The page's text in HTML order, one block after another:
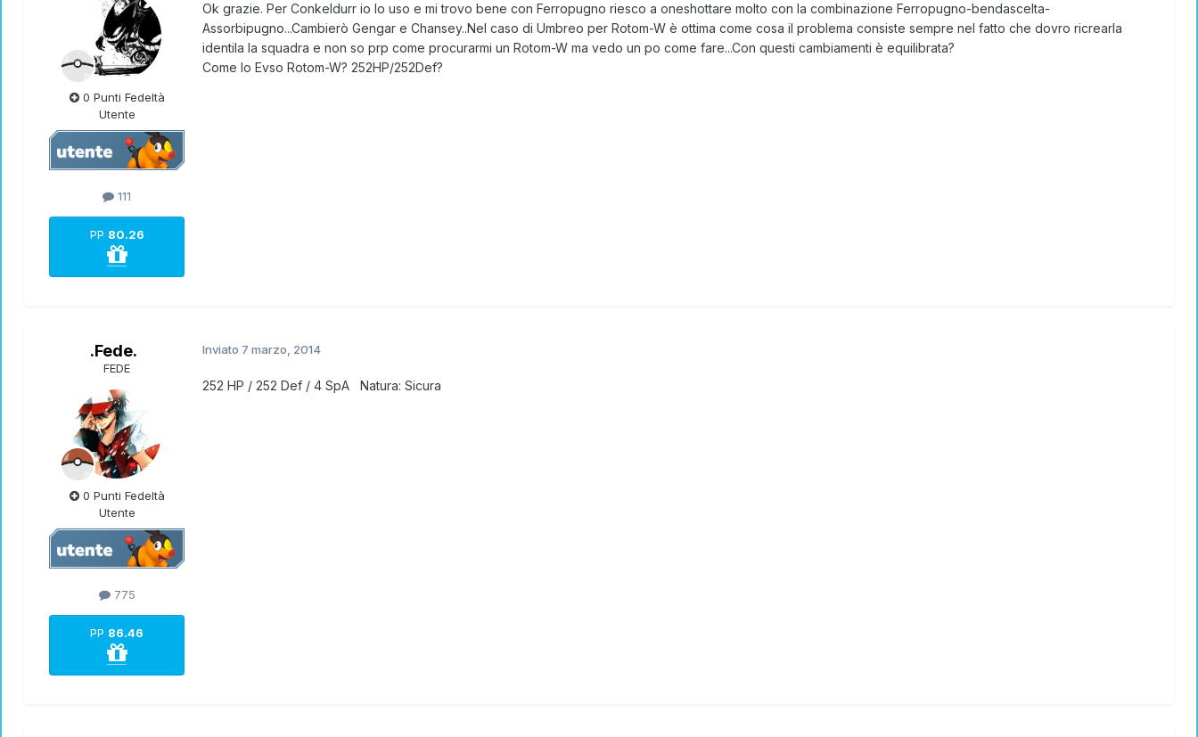
0 Punti Fedeltà
Utente
111
PP 80.26
Ok grazie. Per Conkeldurr io lo uso e mi trovo bene con Ferropugno riesco a oneshottare molto con la combinazione Ferropugno-bendascelta-
Assorbipugno...Cambierò Gengar e Chansey..Nel caso di Umbreo per Rotom-W è ottima come cosa il problema consiste sempre nel fatto che dovro ricrearla
identila la squadra e non so prp come procurarmi un Rotom-W ma vedo un po come fare...Con questi cambiamenti è equilibrata?
Come lo Evso Rotom-W? 252HP/252Def?
.Fede.
FEDE
0 Punti Fedeltà
Utente
775
PP 86.46
Inviato 7 marzo, 2014
252 HP / 252 Def / 4 SpA Natura: Sicura